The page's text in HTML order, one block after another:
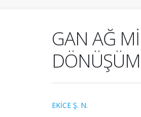
GAN AĞ
EKİCE Ş. N.